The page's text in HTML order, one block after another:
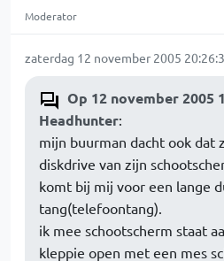
Moderator
zaterdag 12 november 2005
Op 12 november 2005
Headhunter:
mijn buurman dacht ook dat
diskdrive van zijn
komt bij mij voor een lange
tang(telefoontang).
ik mee schootscherm staat
kleppie open met een mes